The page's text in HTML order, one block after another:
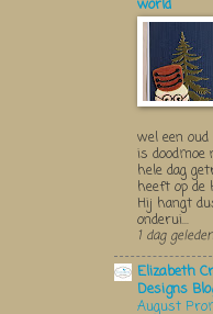
world
wel een
is doodmoe
hele dag
heeft op
Hij hangt
onderui...
1 dag geleden
Elizabeth
Designs
August